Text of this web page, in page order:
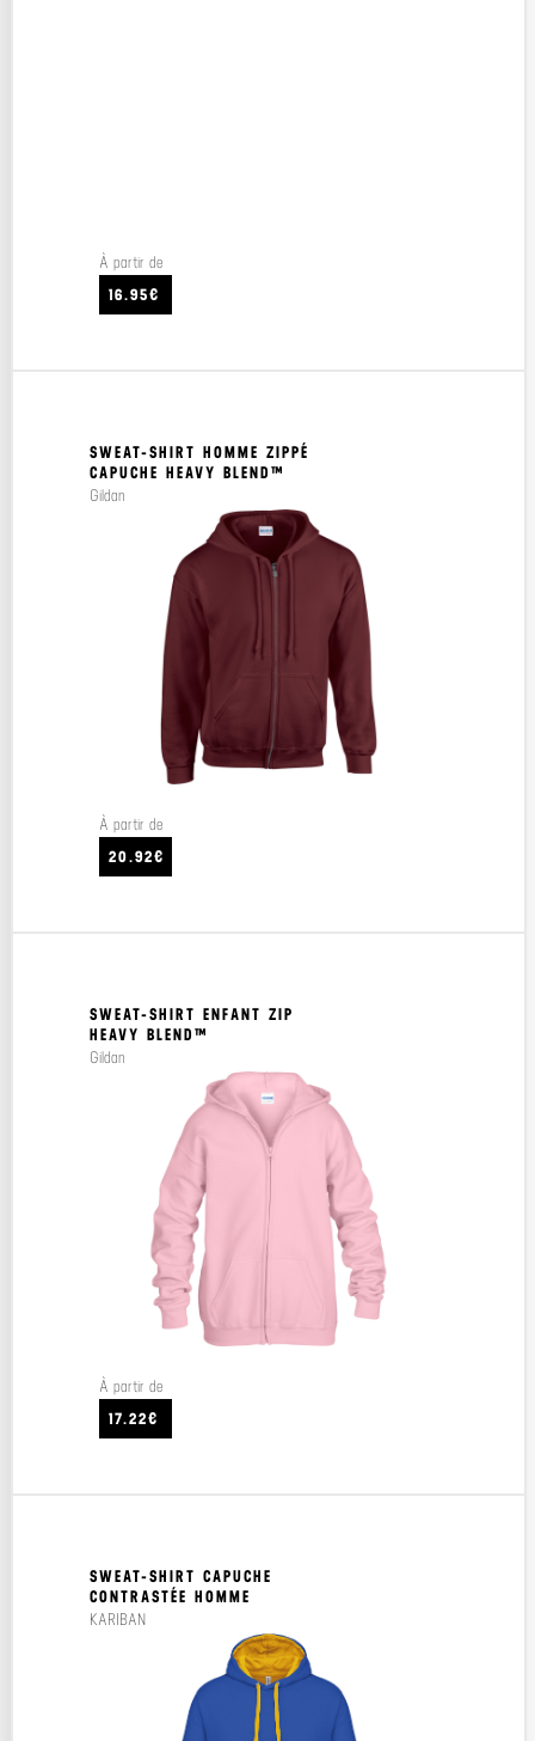
À partir de
16.95€
SWEAT-SHIRT HOMME ZIPPÉ
CAPUCHE HEAVY BLEND™
Gildan
À partir de
20.92€
SWEAT-SHIRT ENFANT ZIP
HEAVY BLEND™
Gildan
À partir de
17.22€
SWEAT-SHIRT CAPUCHE
CONTRASTÉE HOMME
KARIBAN